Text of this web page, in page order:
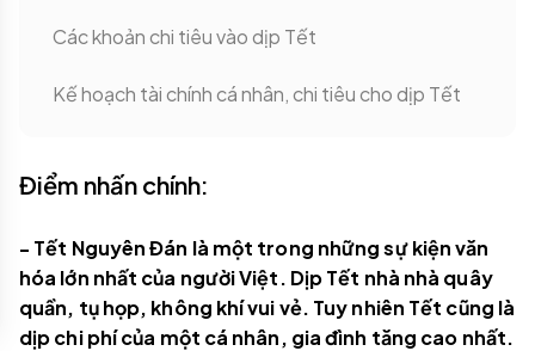
Các khoản chi tiêu vào dịp Tết
Kế hoạch tài chính cá nhân, chi tiêu cho dịp Tết
Điểm nhấn chính:
- Tết Nguyên Đán là một trong những sự kiện văn
hóa lớn nhất của người Việt. Dịp Tết nhà nhà quây
quần, tụ họp, không khí vui vẻ. Tuy nhiên Tết cũng là
dịp chi phí của một cá nhân, gia đình tăng cao nhất.